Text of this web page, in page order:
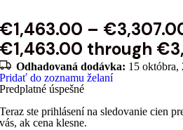
€1,463.00 – €
€1,463.00 through
Odhadovaná dodávka: 15 októbra,
Pridať do zoznamu želaní
Predplatné úspešné
Teraz ste prihlásení na sledovanie cien
vás, ak cena klesne.